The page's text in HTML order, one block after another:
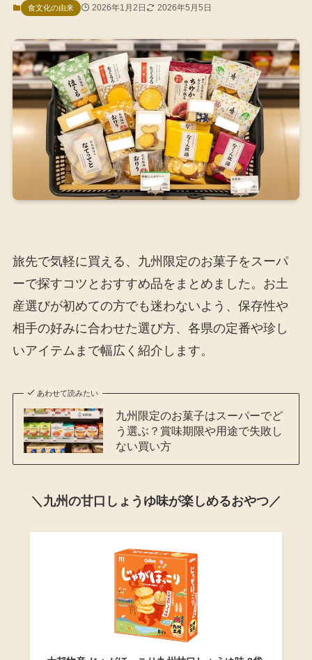
食文化の由来 2026年1月2日 2026年5月5日
旅先で気軽に買える、九州限定のお菓子をスーパ
ーで探すコツとおすすめ品をまとめました。お土
産選びが初めての方でも迷わないよう、保存性や
相手の好みに合わせた選び方、各県の定番や珍し
いアイテムまで幅広く紹介します。
あわせて読みたい
九州限定のお菓子はスーパーでど
う選ぶ？賞味期限や用途で失敗し
ない買い方
＼九州の甘口しょうゆ味が楽しめるおやつ／